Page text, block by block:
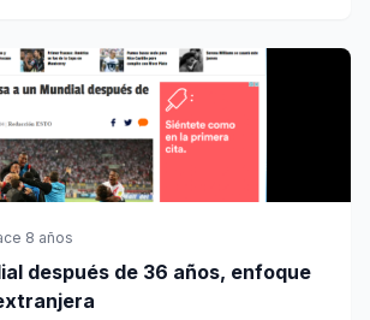
8 años
después de 36 años, enfoque